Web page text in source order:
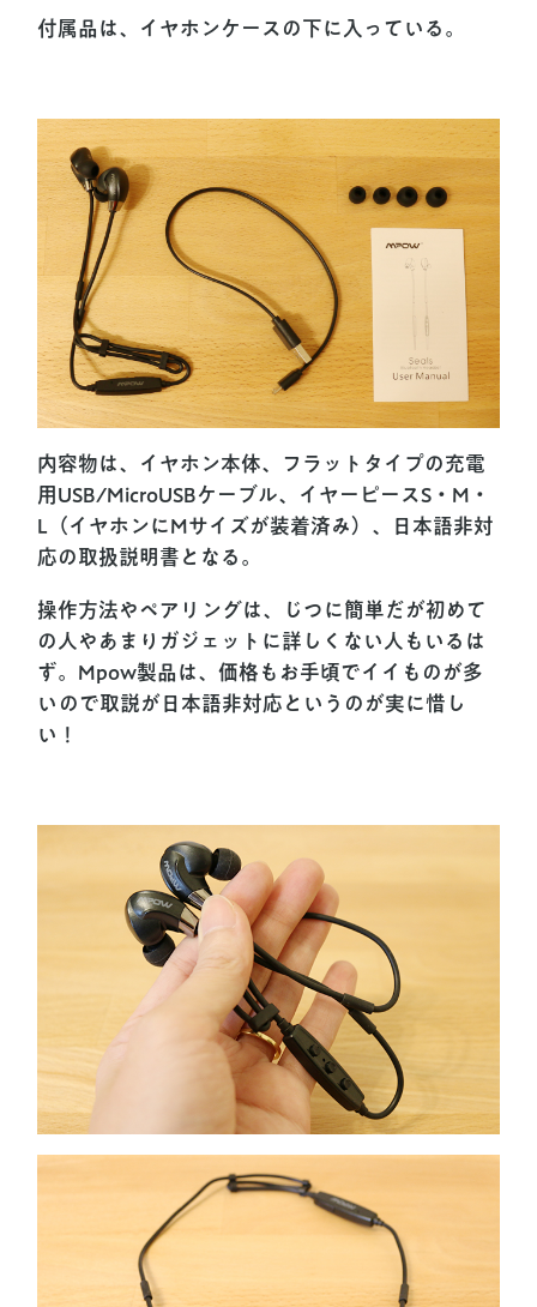
付属品は、イヤホンケースの下に入っている。
内容物は、イヤホン本体、フラットタイプの充電
用USB/MicroUSBケーブル、イヤーピースS・M・
L（イヤホンにMサイズが装着済み）、日本語非対
応の取扱説明書となる。
操作方法やペアリングは、じつに簡単だが初めて
の人やあまりガジェットに詳しくない人もいるは
ず。Mpow製品は、価格もお手頃でイイものが多
いので取説が日本語非対応というのが実に惜し
い！